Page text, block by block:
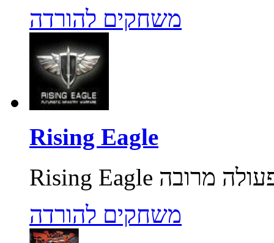
משחקים להורדה
Rising Eagle
משחקים להורדה